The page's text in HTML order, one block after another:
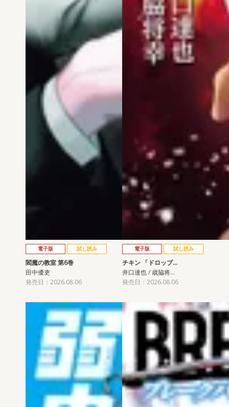
電子版 試し読み
閻魔の教室 第6巻
田中優吏
発売日：2026.08.06
電子版 試し読み
チキン 「ドロップ…
井口達也 / 歳脇将…
発売日：2026.08.06